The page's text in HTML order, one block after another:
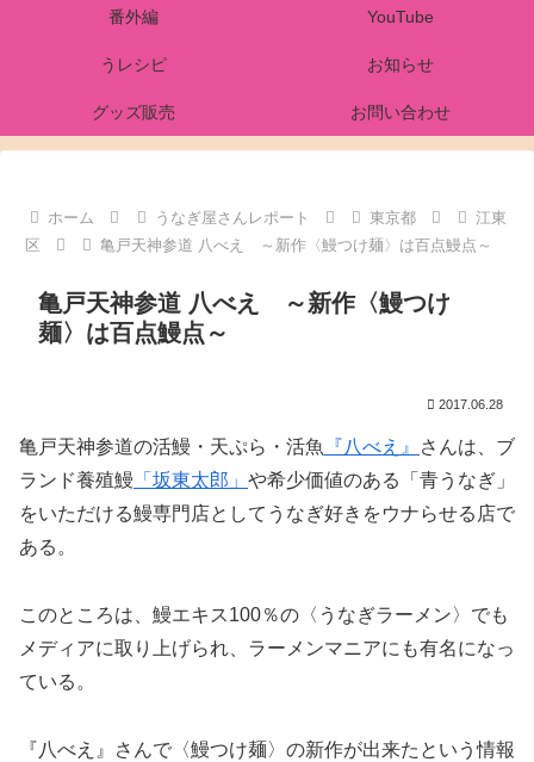
番外編 YouTube
うレシピ お知らせ
グッズ販売 お問い合わせ
ホーム うなぎ屋さんレポート 東京都
江東
区
亀戸天神参道 八べえ ～新作〈鰻つけ麺〉は百点鰻点～
亀戸天神参道 八べえ ～新作〈鰻つけ
麺〉は百点鰻点～
2017.06.28
亀戸天神参道の活鰻・天ぷら・活魚 『八べえ』
さんは、ブ
ランド養殖鰻 「坂東太郎」 や希少価値のある「青うなぎ」
をいただける鰻専門店としてうなぎ好きをウナらせる店で
ある。
このところは、鰻エキス100％の〈うなぎラーメン〉でも
メディアに取り上げられ、ラーメンマニアにも有名になっ
ている。
『八べえ』さんで〈鰻つけ麺〉の新作が出来たという情報